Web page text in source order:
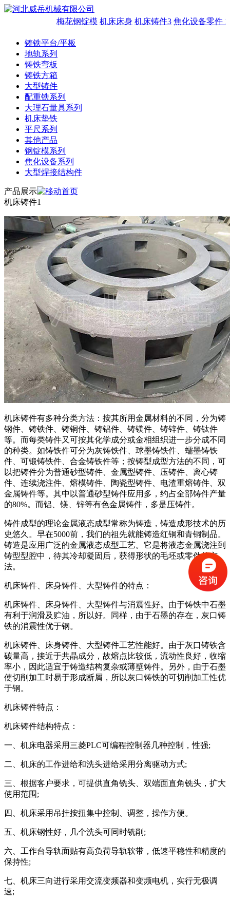
梅花钢锭模 机床床身 机床铸件3 焦化设备零件 1
铸铁平台/平板
地轨系列
铸铁弯板
铸铁方箱
大型铸件
配重铁系列
大理石量具系列
机床垫铁
平尺系列
其他产品
钢锭模系列
焦化设备系列
大型焊接结构件
产品展示
机床铸件1
机床铸件有多种分类方法：按其所用金属材料的不同，分为铸
钢件、铸铁件、铸铜件、铸铝件、铸镁件、铸锌件、铸钛件
等。而每类铸件又可按其化学成分或金相组织进一步分成不同
的种类。如铸铁件可分为灰铸铁件、球墨铸铁件、蠕墨铸铁
件、可锻铸铁件、合金铸铁件等；按铸型成型方法的不同，可
以把铸件分为普通砂型铸件、金属型铸件、压铸件、离心铸
件、连续浇注件、熔模铸件、陶瓷型铸件、电渣重熔铸件、双
金属铸件等。其中以普通砂型铸件应用多，约占全部铸件产量
的80%。而铝、镁、锌等有色金属铸件，多是压铸件。
铸件成型的理论金属液态成型常称为铸造，铸造成形技术的历
史悠久。早在5000前，我们的祖先就能铸造红铜和青铜制品。
铸造是应用广泛的金属液态成型工艺。它是将液态金属浇注到
铸型型腔中，待其冷却凝固后，获得形状的毛坯或零件的方
法。
机床铸件、床身铸件、大型铸件的特点：
机床铸件、床身铸件、大型铸件与消震性好。由于铸铁中石墨
有利于润滑及贮油，所以好。同样，由于石墨的存在，灰口铸
铁的消震性优于钢。
机床铸件、床身铸件、大型铸件工艺性能好。由于灰口铸铁含
碳量高，接近于共晶成分，故熔点比较低，流动性良好，收缩
率小，因此适宜于铸造结构复杂或薄壁铸件。另外，由于石墨
使切削加工时易于形成断屑，所以灰口铸铁的可切削加工性优
于钢。
机床铸件特点：
机床铸件结构特点：
一、机床电器采用三菱PLC可编程控制器几种控制，性强;
二、机床的工作进给和洗头进给采用分离驱动方式;
三、根据客户要求，可提供直角铣头、双端面直角铣头，扩大
使用范围;
四、机床采用吊挂按扭集中控制、调整，操作方便。
五、机床钢性好，几个洗头可同时铣削;
六、工作台导轨面贴有高负荷导轨软带，低速平稳性和精度的
保持性;
七、机床三向进行采用交流变频器和变频电机，实行无极调
速;